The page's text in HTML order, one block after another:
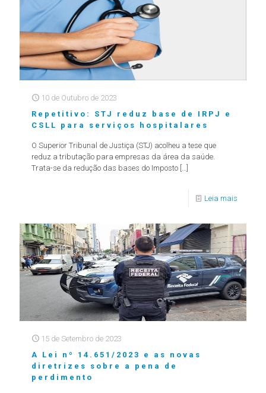
10 de Outubro de 2023
Repetitivo: STJ reduz base de IRPJ e
CSLL para serviços hospitalares
O Superior Tribunal de Justiça (STJ) acolheu a tese que
reduz a tributação para empresas da área da saúde.
Trata-se da redução das bases do Imposto […]
Leia mais
15 de Setembro de 2023
A Lei nº 14.651/2023 e as novas
diretrizes sobre a pena de
perdimento